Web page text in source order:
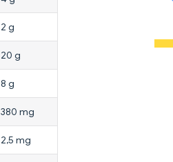
2 g
20 g
8 g
380 mg
2,5 mg